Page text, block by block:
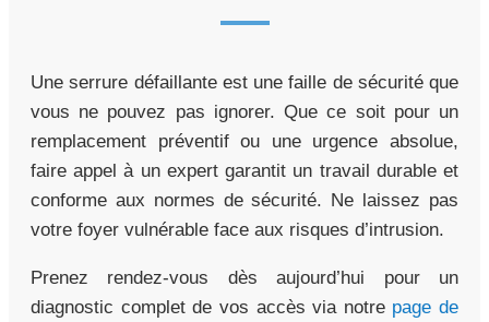
Une serrure défaillante est une faille de sécurité que
vous ne pouvez pas ignorer. Que ce soit pour un
remplacement préventif ou une urgence absolue,
faire appel à un expert garantit un travail durable et
conforme aux normes de sécurité. Ne laissez pas
votre foyer vulnérable face aux risques d’intrusion.
Prenez rendez-vous dès aujourd’hui pour un
diagnostic complet de vos accès via notre page de